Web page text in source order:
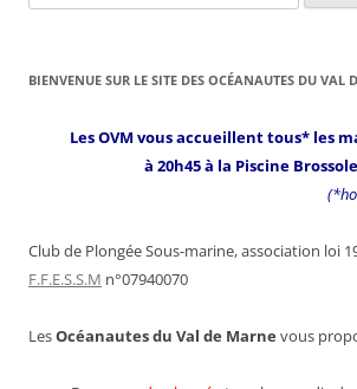
BIENVENUE SUR LE SITE DES OCÉANAUTES DU VAL
Les OVM vous accueillent tous* les
à 20h45 à la Piscine
Club de Plongée Sous-marine, association loi
F.F.E.S.S.M n°07940070
LesOcéanautes du Val de Marne vous